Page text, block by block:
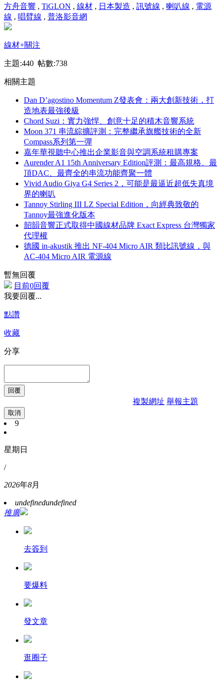
方舟音響 , TiGLON , 線材 , 日本製造 , 訊號線 , 喇叭線 , 電源
線 , 唱臂線 , 普洛影音網
線材+關注
主題:440 帖數:738
相關主題
Dan D’agostino Momentum Z發表會：兩大創新技術，打
造地表最強後級
Chord Suzi：實力強悍、創意十足的積木音響系統
Moon 371 串流綜擴評測：完整繼承旗艦技術的全新
Compass系列第一彈
嘉年華視聽中心推出企業影音與空調系統租購專案
Aurender A1 15th Anniversary Edition評測：最高規格、最
頂DAC、最齊全的串流功能齊聚一體
Vivid Audio Giya G4 Series 2，可能是最逼近超低失真境
界的喇叭
Tannoy Stirling III LZ Special Edition，向經典致敬的
Tannoy最強進化版本
韶韻音響正式取得中國線材品牌 Exact Express 台灣獨家
代理權
德國 in-akustik 推出 NF-404 Micro AIR 類比訊號線，與
AC-404 Micro AIR 電源線
暫無回覆
目前0回覆
我要回覆...
點讚
收藏
分享
複製網址 舉報主題
取消
9
星期日
/
2026年8月
undefinedundefined
推廣
去簽到
要爆料
發文章
逛圈子